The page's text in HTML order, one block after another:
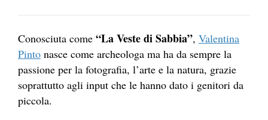
Conosciuta come “La Veste di Sabbia”, Valentina
Pinto nasce come archeologa ma ha da sempre la
passione per la fotografia, l’arte e la natura, grazie
soprattutto agli input che le hanno dato i genitori da
piccola.